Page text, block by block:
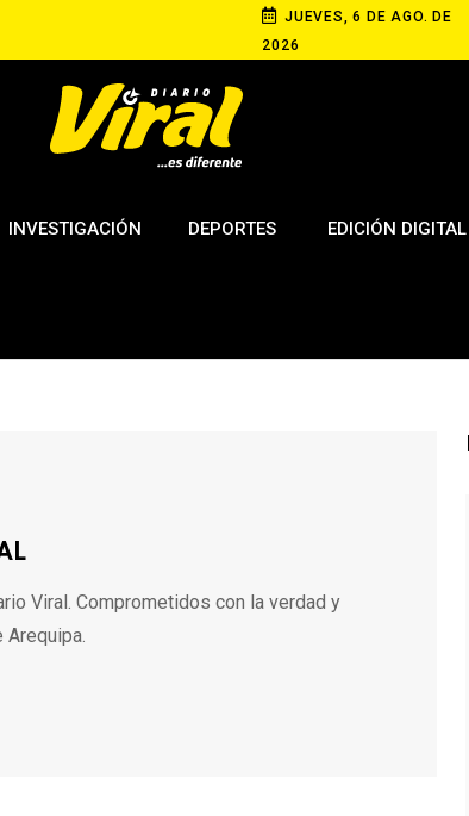
JUEVES, 6 DE AGO. DE
2026
INVESTIGACIÓN DEPORTES EDICIÓN DIGITAL
Viral. Comprometidos con la verdad y